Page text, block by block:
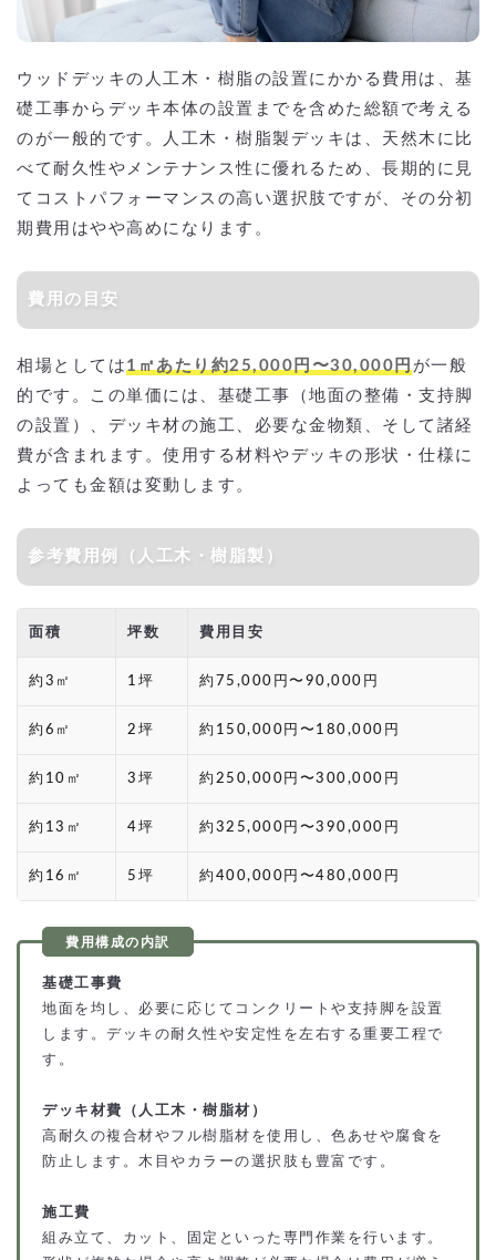
ウッドデッキの人工木・樹脂の設置にかかる費用は、基
礎工事からデッキ本体の設置までを含めた総額で考える
のが一般的です。人工木・樹脂製デッキは、天然木に比
べて耐久性やメンテナンス性に優れるため、長期的に見
てコストパフォーマンスの高い選択肢ですが、その分初
期費用はやや高めになります。
費用の目安
相場としては 1㎡あたり約25,000円〜30,000円 が一般
的です。この単価には、基礎工事（地面の整備・支持脚
の設置）、デッキ材の施工、必要な金物類、そして諸経
費が含まれます。使用する材料やデッキの形状・仕様に
よっても金額は変動します。
参考費用例（人工木・樹脂製）
面積 坪数 費用目安
約3㎡ 1坪 約75,000円〜90,000円
約6㎡ 2坪 約150,000円〜180,000円
約10㎡ 3坪 約250,000円〜300,000円
約13㎡ 4坪 約325,000円〜390,000円
約16㎡ 5坪 約400,000円〜480,000円
基礎工事費
地面を均し、必要に応じてコンクリートや支持脚を設置
します。デッキの耐久性や安定性を左右する重要工程で
す。
デッキ材費（人工木・樹脂材）
高耐久の複合材やフル樹脂材を使用し、色あせや腐食を
防止します。木目やカラーの選択肢も豊富です。
施工費
組み立て、カット、固定といった専門作業を行います。